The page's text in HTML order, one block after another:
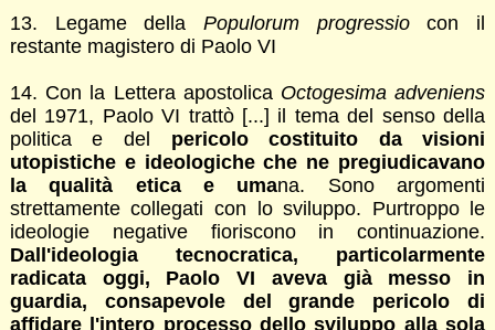
13. Legame della Populorum progressiocon il
restante magistero di Paolo VI
14. Con la Lettera apostolica Octogesima adveniens
del 1971, Paolo VI trattò [...] il tema del senso della
politica e del pericolo costituito da visioni
utopistiche e ideologiche che ne pregiudicavano
la qualità etica e umana. Sono argomenti
strettamente collegati con lo sviluppo. Purtroppo le
ideologie negative fioriscono in continuazione.
Dall'ideologia tecnocratica, particolarmente
radicata oggi, Paolo VI aveva già messo in
guardia, consapevole del grande pericolo di
affidare l'intero processo dello sviluppo alla sola